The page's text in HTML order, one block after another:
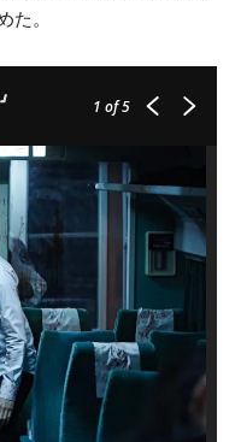
た。
1 of 5